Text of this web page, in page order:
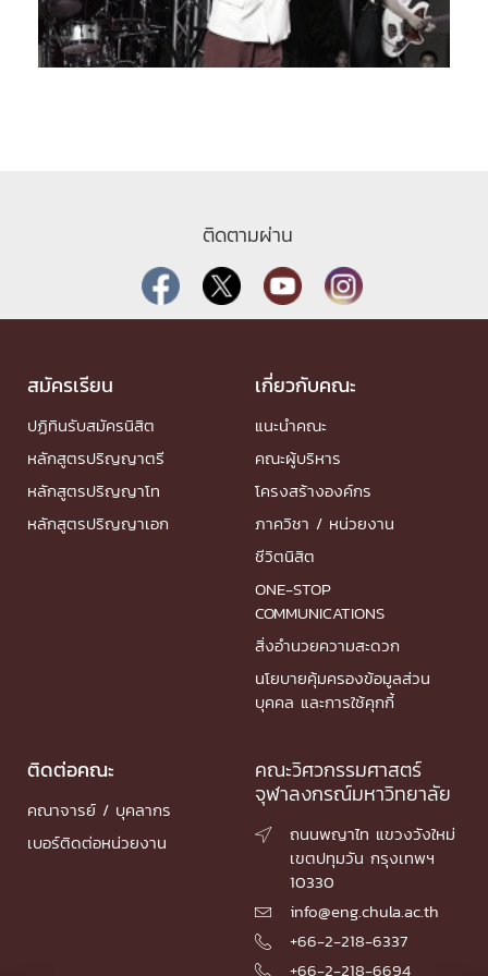
ติดตามผ่าน
สมัครเรียน
ปฏิทินรับสมัครนิสิต
หลักสูตรปริญญาตรี
หลักสูตรปริญญาโท
หลักสูตรปริญญาเอก
เกี่ยวกับคณะ
แนะนำคณะ
คณะผู้บริหาร
โครงสร้างองค์กร
ภาควิชา / หน่วยงาน
ชีวิตนิสิต
ONE-STOP
COMMUNICATIONS
สิ่งอำนวยความสะดวก
นโยบายคุ้มครองข้อมูลส่วน
บุคคล และการใช้คุกกี้
ติดต่อคณะ
คณาจารย์ / บุคลากร
เบอร์ติดต่อหน่วยงาน
คณะวิศวกรรมศาสตร์
จุฬาลงกรณ์มหาวิทยาลัย

ถนนพญาไท แขวงวังใหม่
เขตปทุมวัน กรุงเทพฯ
10330
 info@eng.chula.ac.th
 +66-2-218-6337
 +66-2-218-6694